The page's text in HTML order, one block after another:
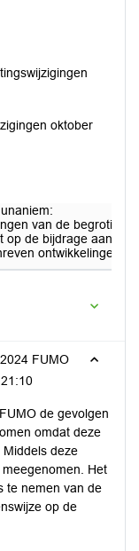
oktober
van de begroting
op de bijdrage aan
ontwikkelingen in
FUMO
21:10
de gevolgen
omdat deze
deze
Het
te nemen van de
op de